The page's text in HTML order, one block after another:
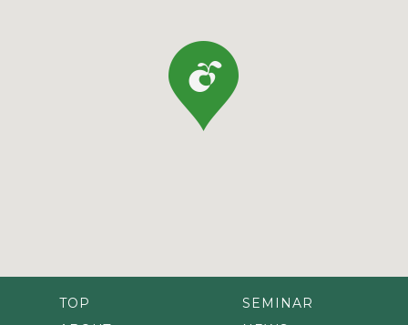
TOP
SEMINAR